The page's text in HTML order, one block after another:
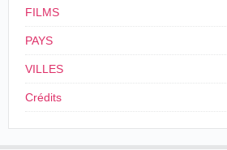
FILMS
PAYS
VILLES
Crédits